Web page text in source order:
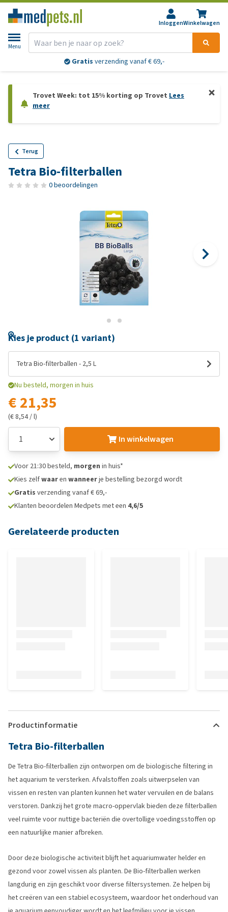
InloggenWinkelwagen
Menu
Gratis verzending vanaf € 69,-
Trovet Week: tot 15% korting op Trovet Lees
meer
Terug
Tetra Bio-filterballen
0 beoordelingen
Kies je product (1 variant)
Tetra Bio-filterballen - 2,5 L
Nu besteld, morgen in huis
€ 21,35
(€ 8,54 / l)
In winkelwagen
Voor 21:30 besteld, morgen in huis*
Kies zelfwaaren wanneerje bestelling bezorgd wordt
Gratis verzending vanaf € 69,-
Klanten beoordelen Medpets met een 4,6/5
Gerelateerde producten
Productinformatie
Tetra Bio-filterballen
De Tetra Bio-filterballen zijn ontworpen om de biologische filtering in
het aquarium te versterken. Afvalstoffen zoals uitwerpselen van
vissen en resten van planten kunnen het water vervuilen en de balans
verstoren. Dankzij het grote macro-oppervlak bieden deze filterballen
veel ruimte voor nuttige bacteriën die overtollige voedingsstoffen op
een natuurlijke manier afbreken.
Door deze biologische activiteit blijft het aquariumwater helder en
gezond voor zowel vissen als planten. De Bio-filterballen werken
langdurig en zijn geschikt voor diverse filtersystemen. Ze helpen bij
het creëren van een stabiel ecosysteem, waardoor het onderhoud van